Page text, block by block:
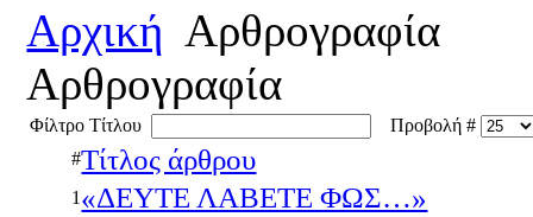
Αρχική Αρθρογραφία
Αρθρογραφία
Φίλτρο Τίτλου
Προβολή #
#Τίτλος άρθρου
1 «ΔΕΥΤΕ ΛΑΒΕΤΕ ΦΩΣ…»